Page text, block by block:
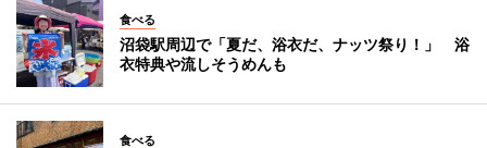
食べる
沼袋駅周辺で「夏だ、浴衣だ、ナッツ祭り！」 浴
衣特典や流しそうめんも
食べる